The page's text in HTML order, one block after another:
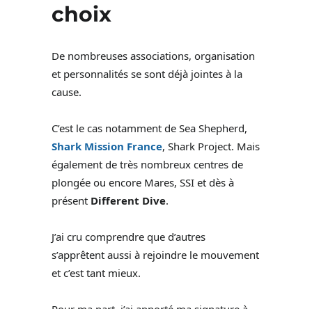
choix
De nombreuses associations, organisation
et personnalités se sont déjà jointes à la
cause.
C’est le cas notamment de Sea Shepherd,
Shark Mission France, Shark Project. Mais
également de très nombreux centres de
plongée ou encore Mares, SSI et dès à
présent Different Dive.
J’ai cru comprendre que d’autres
s’apprêtent aussi à rejoindre le mouvement
et c’est tant mieux.